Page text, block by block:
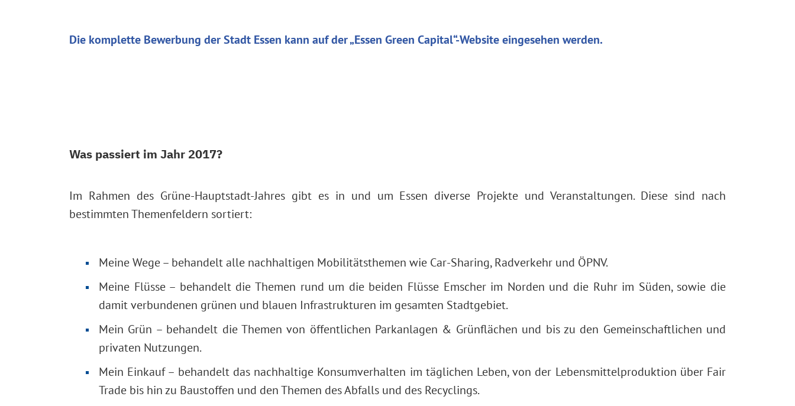
Die komplette Bewerbung der Stadt Essen kann auf der „Essen Green Capital“-Website eingesehen werden.
Was passiert im Jahr 2017?
Im Rahmen des Grüne-Hauptstadt-Jahres gibt es in und um Essen diverse Projekte und Veranstaltungen. Diese sind nach
bestimmten Themenfeldern sortiert:
Meine Wege – behandelt alle nachhaltigen Mobilitätsthemen wie Car-Sharing, Radverkehr und ÖPNV.
Meine Flüsse – behandelt die Themen rund um die beiden Flüsse Emscher im Norden und die Ruhr im Süden, sowie die
damit verbundenen grünen und blauen Infrastrukturen im gesamten Stadtgebiet.
Mein Grün – behandelt die Themen von öffentlichen Parkanlagen & Grünflächen und bis zu den Gemeinschaftlichen und
privaten Nutzungen.
Mein Einkauf – behandelt das nachhaltige Konsumverhalten im täglichen Leben, von der Lebensmittelproduktion über Fair
Trade bis hin zu Baustoffen und den Themen des Abfalls und des Recyclings.